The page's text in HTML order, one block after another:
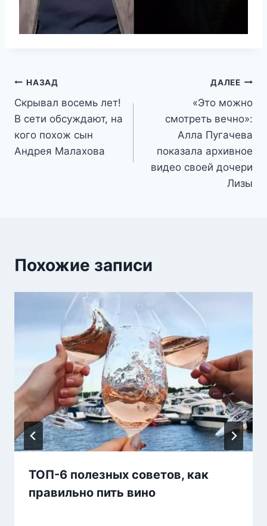
Навигация
по
записям
НАЗАД
Скрывал восемь лет!
В сети обсуждают, на
кого похож сын
Андрея Малахова
ДАЛЕЕ
«Это можно
смотреть вечно»:
Алла Пугачева
показала архивное
видео своей дочери
Лизы
Похожие записи
ТОП-6 полезных советов, как
правильно пить вино